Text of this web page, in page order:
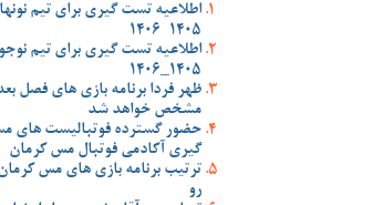
اطلاعیه تست گیری برای تیم
1405-1406
اطلاعیه تست گیری برای تیم
1405_1406
ظهر فردا برنامه بازی های فصل
مشخص خواهد شد
حضور گسترده فوتبالیست های
گیری آکادمی فوتبال مس کرمان
ترتیب برنامه بازی های مس
رو